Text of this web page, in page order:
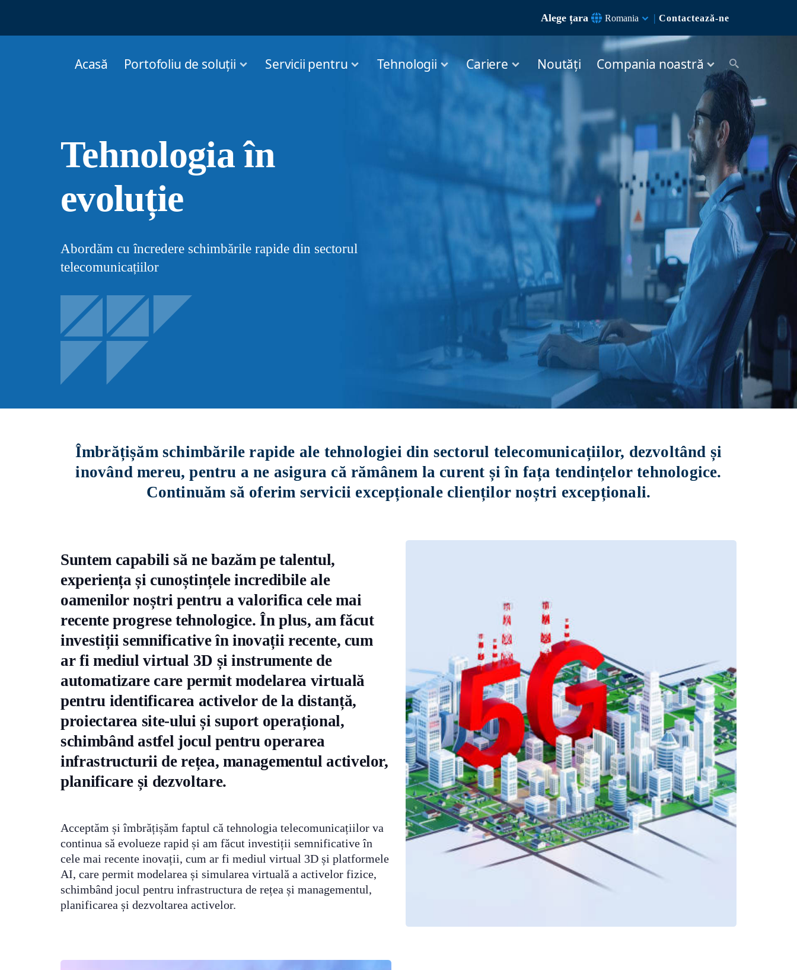
Alege țara Romania | Contactează-ne
Acasă Portofoliu de soluții Servicii pentru Tehnologii Cariere Noutăți Compania noastră
Tehnologia în
evoluție
Abordăm cu încredere schimbările rapide din sectorul
telecomunicațiilor
Îmbrățișăm schimbările rapide ale tehnologiei din sectorul telecomunicațiilor, dezvoltând și
inovând mereu, pentru a ne asigura că rămânem la curent și în fața tendințelor tehnologice.
Continuăm să oferim servicii excepționale clienților noștri excepționali.
Suntem capabili să ne bazăm pe talentul,
experiența și cunoștințele incredibile ale
oamenilor noștri pentru a valorifica cele mai
recente progrese tehnologice. În plus, am făcut
investiții semnificative în inovații recente, cum
ar fi mediul virtual 3D și instrumente de
automatizare care permit modelarea virtuală
pentru identificarea activelor de la distanță,
proiectarea site-ului și suport operațional,
schimbând astfel jocul pentru operarea
infrastructurii de rețea, managementul activelor,
planificare și dezvoltare.
Acceptăm și îmbrățișăm faptul că tehnologia telecomunicațiilor va
continua să evolueze rapid și am făcut investiții semnificative în
cele mai recente inovații, cum ar fi mediul virtual 3D și platformele
AI, care permit modelarea și simularea virtuală a activelor fizice,
schimbând jocul pentru infrastructura de rețea și managementul,
planificarea și dezvoltarea activelor.